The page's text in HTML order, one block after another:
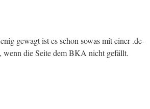
gewagt ist es schon sowas mit einer .de-
wenn die Seite dem BKA nicht gefällt.